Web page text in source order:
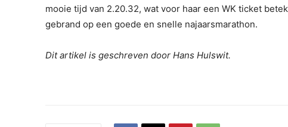
mooie tijd van 2.20.32, wat voor haar een WK ticket
gebrand op een goede en snelle najaarsmarathon.
Dit artikel is geschreven door Hans Hulswit.